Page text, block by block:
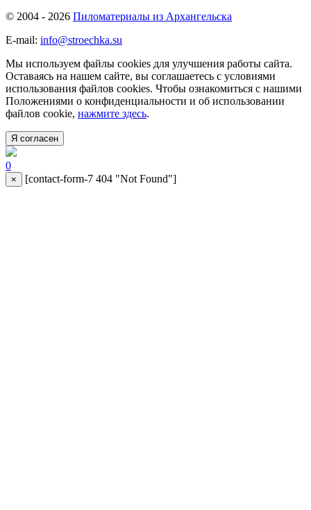
© 2004 - 2026 Пиломатериалы из Архангельска
E-mail: info@stroechka.su
Мы используем файлы cookies для улучшения работы сайта.
Оставаясь на нашем сайте, вы соглашаетесь с условиями
использования файлов cookies. Чтобы ознакомиться с нашими
Положениями о конфиденциальности и об использовании
файлов cookie, нажмите здесь.
Я согласен
0
× [contact-form-7 404 "Not Found"]